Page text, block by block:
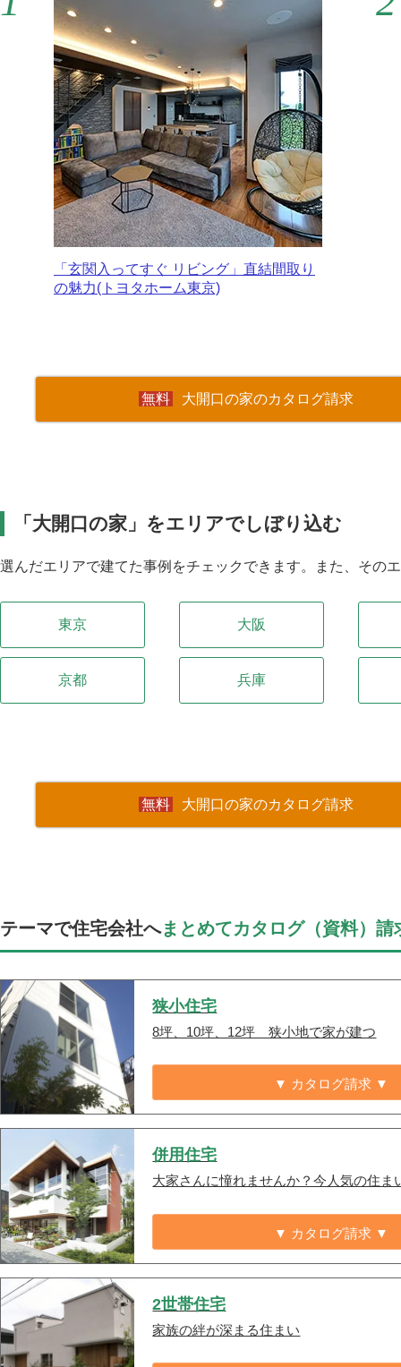
「玄関入ってすぐ リビング」直結間取り
の魅力(トヨタホーム東京)
大開口の家のカタログ請求
「大開口の家」をエリアでしぼり込む
選んだエリアで建てた事例をチェックできます。また、その
東京 大阪
京都 兵庫
大開口の家のカタログ請求
テーマで住宅会社へまとめてカタログ（資料）請
狭小住宅
8坪、10坪、12坪 狭小地で家が建つ
▼ カタログ請求 ▼
併用住宅
大家さんに憧れませんか？今人気の住ま
▼ カタログ請求 ▼
2世帯住宅
家族の絆が深まる住まい